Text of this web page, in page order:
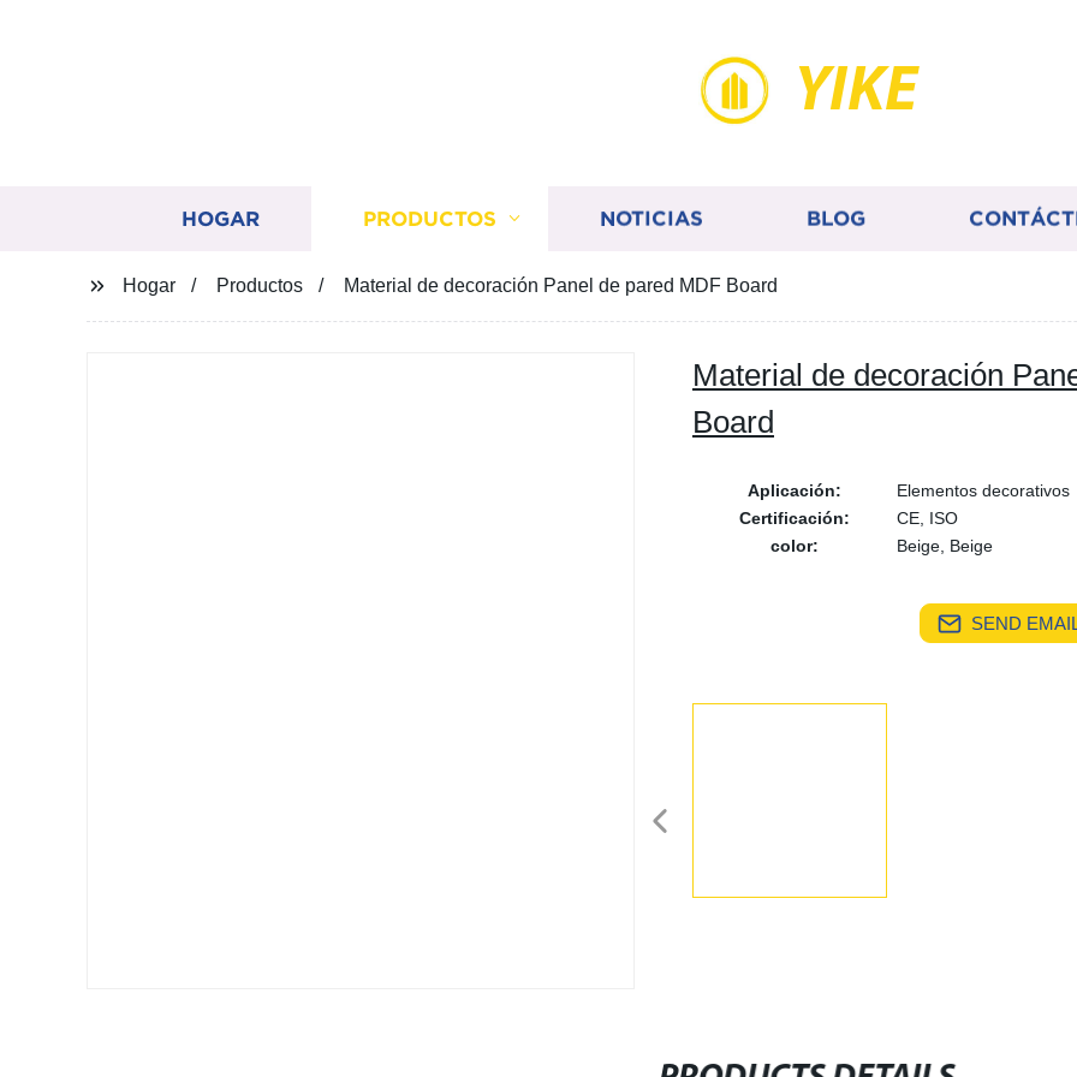
YIKE
HOGAR PRODUCTOS NOTICIAS BLOG
Hogar Productos Material de decoración Panel de pared MDF Board
Material de decoración
Board
Aplicación:
Elementos decorativos
Certificación:
CE, ISO
color:
Beige, Beige
SEND